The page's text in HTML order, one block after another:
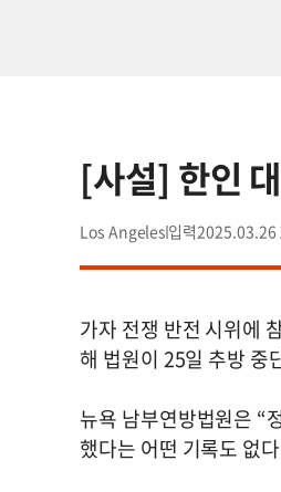
[사설] 한인
Los Angeles 2025.03.26
가자 전쟁 반전 시위에
해 법원이 25일 추방 중
뉴욕 남부연방법원은 “
했다는 어떤 기록도 없